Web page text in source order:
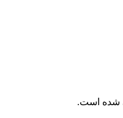
شده است.